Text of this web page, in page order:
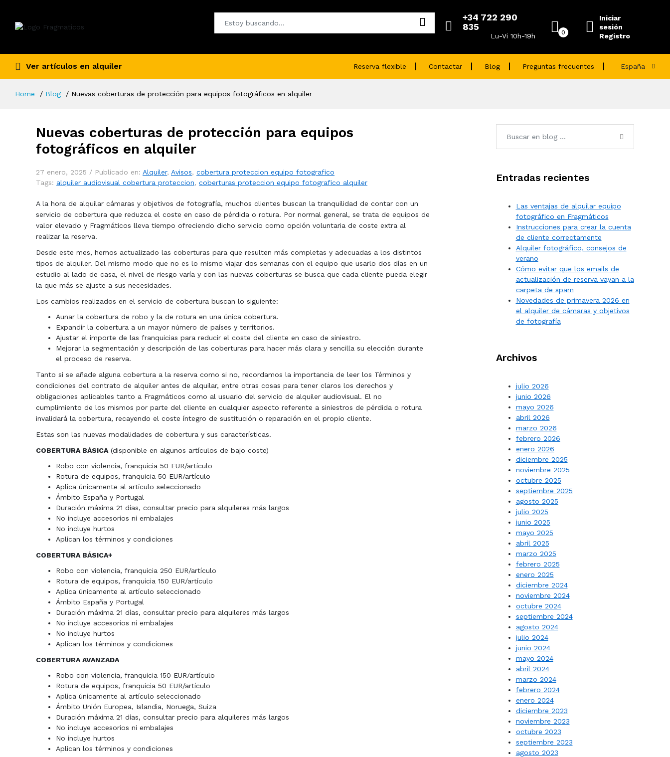
+34 722 290
835
Lu-Vi 10h-19h 0
Iniciar
sesión
Registro
Ver artículos en alquiler Reserva flexible Contactar Blog Preguntas frecuentes España
Home Blog Nuevas coberturas de protección para equipos fotográficos en alquiler
Nuevas coberturas de protección para equipos
fotográficos en alquiler
27 enero, 2025 / Publicado en: Alquiler, Avisos, cobertura proteccion equipo fotografico
Tags: alquiler audiovisual cobertura proteccion, coberturas proteccion equipo fotografico alquiler
A la hora de alquilar cámaras y objetivos de fotografía, muchos clientes buscan la tranquilidad de contar con un
servicio de cobertura que reduzca el coste en caso de pérdida o rotura. Por normal general, se trata de equipos de
valor elevado y Fragmáticos lleva tiempo ofreciendo dicho servicio como opción voluntaria de coste extra al
realizar la reserva.
Desde este mes, hemos actualizado las coberturas para que resulten más completas y adecuadas a los distintos
tipos de alquiler. Del mismo modo que no es lo mismo viajar dos semanas con el equipo que usarlo dos días en un
estudio al lado de casa, el nivel de riesgo varía y con las nuevas coberturas se busca que cada cliente pueda elegir
la que más se ajuste a sus necesidades.
Los cambios realizados en el servicio de cobertura buscan lo siguiente:
Aunar la cobertura de robo y la de rotura en una única cobertura.
Expandir la cobertura a un mayor número de países y territorios.
Ajustar el importe de las franquicias para reducir el coste del cliente en caso de siniestro.
Mejorar la segmentación y descripción de las coberturas para hacer más clara y sencilla su elección durante
el proceso de reserva.
Tanto si se añade alguna cobertura a la reserva como si no, recordamos la importancia de leer los Términos y
condiciones del contrato de alquiler antes de alquilar, entre otras cosas para tener claros los derechos y
obligaciones aplicables tanto a Fragmáticos como al usuario del servicio de alquiler audiovisual. El no
cumplimiento de los mismos por parte del cliente en cualquier aspecto referente a siniestros de pérdida o rotura
invalidará la cobertura, recayendo el coste íntegro de sustitución o reparación en el propio cliente.
Estas son las nuevas modalidades de cobertura y sus características.
COBERTURA BÁSICA (disponible en algunos artículos de bajo coste)
Robo con violencia, franquicia 50 EUR/artículo
Rotura de equipos, franquicia 50 EUR/artículo
Aplica únicamente al artículo seleccionado
Ámbito España y Portugal
Duración máxima 21 días, consultar precio para alquileres más largos
No incluye accesorios ni embalajes
No incluye hurtos
Aplican los términos y condiciones
COBERTURA BÁSICA+
Robo con violencia, franquicia 250 EUR/artículo
Rotura de equipos, franquicia 150 EUR/artículo
Aplica únicamente al artículo seleccionado
Ámbito España y Portugal
Duración máxima 21 días, consultar precio para alquileres más largos
No incluye accesorios ni embalajes
No incluye hurtos
Aplican los términos y condiciones
COBERTURA AVANZADA
Robo con violencia, franquicia 150 EUR/artículo
Rotura de equipos, franquicia 50 EUR/artículo
Aplica únicamente al artículo seleccionado
Ámbito Unión Europea, Islandia, Noruega, Suiza
Duración máxima 21 días, consultar precio para alquileres más largos
No incluye accesorios ni embalajes
No incluye hurtos
Aplican los términos y condiciones
Entradas recientes
Las ventajas de alquilar equipo
fotográfico en Fragmáticos
Instrucciones para crear la cuenta
de cliente correctamente
Alquiler fotográfico, consejos de
verano
Cómo evitar que los emails de
actualización de reserva vayan a la
carpeta de spam
Novedades de primavera 2026 en
el alquiler de cámaras y objetivos
de fotografía
Archivos
julio 2026
junio 2026
mayo 2026
abril 2026
marzo 2026
febrero 2026
enero 2026
diciembre 2025
noviembre 2025
octubre 2025
septiembre 2025
agosto 2025
julio 2025
junio 2025
mayo 2025
abril 2025
marzo 2025
febrero 2025
enero 2025
diciembre 2024
noviembre 2024
octubre 2024
septiembre 2024
agosto 2024
julio 2024
junio 2024
mayo 2024
abril 2024
marzo 2024
febrero 2024
enero 2024
diciembre 2023
noviembre 2023
octubre 2023
septiembre 2023
agosto 2023